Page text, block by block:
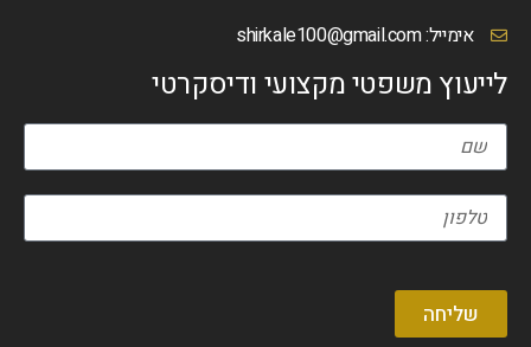
אימייל:shirkale100@gmail.com
לייעוץ משפטי מקצועי ודיסקרטי
שליחה